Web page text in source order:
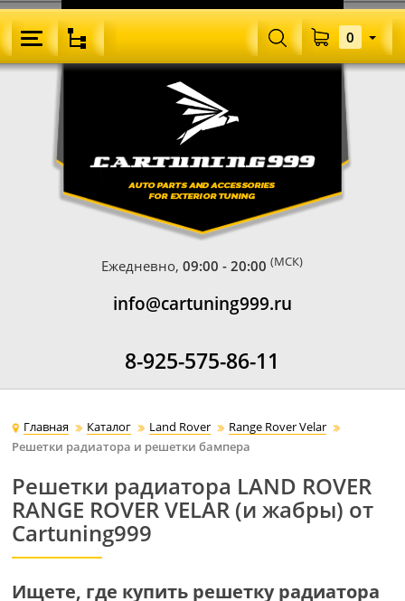
Ежедневно,09:00 - 20:00 (МСК)
info@cartuning999.ru
8-925-575-86-11
0
Главная Каталог Land Rover
Range Rover Velar
Решетки радиатора и решетки бампера
Решетки радиатора LAND ROVER
RANGE ROVER VELAR (и жабры) от
Cartuning999
Ищете, где купить решетку радиатора